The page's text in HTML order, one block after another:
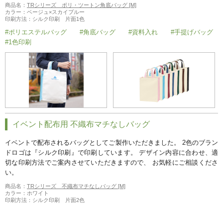
商品名： TRシリーズ ポリ・ツートン角底バッグ [M]
カラー：ベージュ×スカイブルー
印刷方法：シルク印刷 片面1色
#ポリエステルバッグ #角底バッグ #資料入れ
#手提げバッグ
#1色印刷
イベント配布用 不織布マチなしバッグ
イベントで配布されるバッグとしてご製作いただきました。 2色のブラン
ドロゴは『シルク印刷』で印刷しています。 デザイン内容に合わせ、適
切な印刷方法でご案内させていただきますので、 お気軽にご相談くださ
い。
商品名： TRシリーズ 不織布マチなしバッグ [M]
カラー：ホワイト
印刷方法：シルク印刷 片面2色